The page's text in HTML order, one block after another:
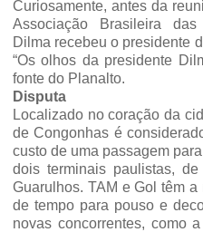
Curiosamente, antes da
Associação Brasileira
Dilma recebeu o presidente
“Os olhos da presidente
fonte do Planalto.
Disputa
Localizado no coração da
de Congonhas é
custo de uma passagem
dois terminais paulistas,
Guarulhos. TAM e Gol têm
de tempo para pouso e
novas concorrentes, como